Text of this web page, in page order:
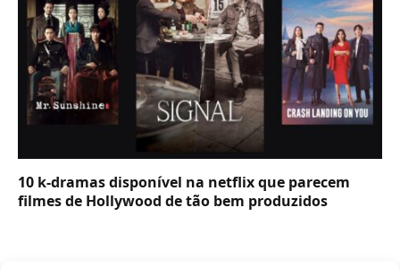
10 k-dramas disponível na netflix que parecem
filmes de Hollywood de tão bem produzidos